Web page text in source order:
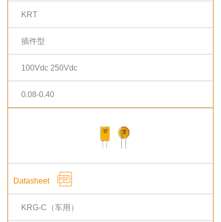
KRT
插件型
100Vdc 250Vdc
0.08-0.40
KRG-C（车用）